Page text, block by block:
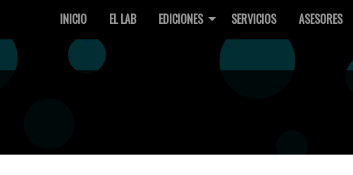
INICIO EL LAB EDICIONES SERVICIOS ASESORES